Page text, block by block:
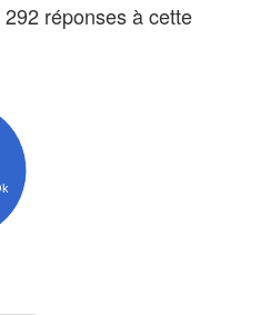
réponses à cette